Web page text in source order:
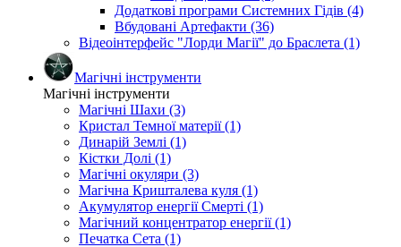
Додаткові програми Системних Гідів (4)
Вбудовані Артефакти (36)
Відеоінтерфейс "Лорди Магії" до Браслета (1)
Магічні інструменти
Магічні інструменти
Магічні Шахи (3)
Кристал Темної матерії (1)
Динарій Землі (1)
Кістки Долі (1)
Магічні окуляри (3)
Магічна Кришталева куля (1)
Акумулятор енергії Смерті (1)
Магічний концентратор енергії (1)
Печатка Сета (1)